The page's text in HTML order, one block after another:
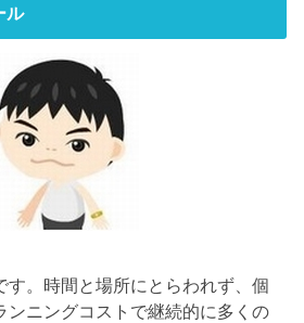
ル
す。時間と場所にとらわれず、個
ンニングコストで継続的に多くの